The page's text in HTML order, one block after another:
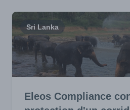
Sri Lanka
Eleos Compliance